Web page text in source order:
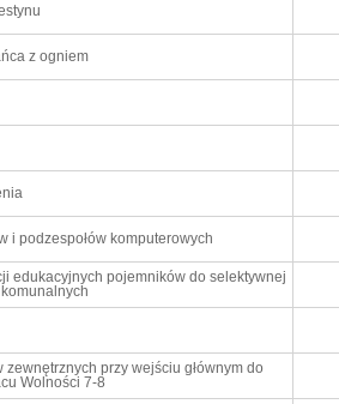
z ogniem
i podzespołów komputerowych
edukacyjnych pojemników do selektywnej
zewnętrznych przy wejściu głównym do
Wolności 7-8